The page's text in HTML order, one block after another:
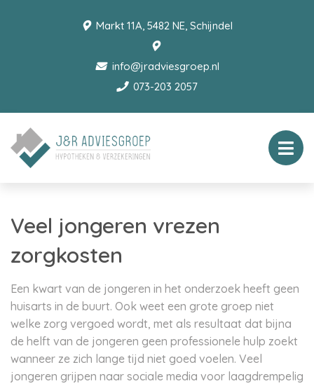
Markt 11A, 5482 NE, Schijndel
info@jradviesgroep.nl
073-203 2057
Veel jongeren vrezen
zorgkosten
Een kwart van de jongeren in het onderzoek heeft geen
huisarts in de buurt. Ook weet een grote groep niet
welke zorg vergoed wordt, met als resultaat dat bijna
de helft van de jongeren geen professionele hulp zoekt
wanneer ze zich lange tijd niet goed voelen. Veel
jongeren grijpen naar sociale media voor laagdrempelig